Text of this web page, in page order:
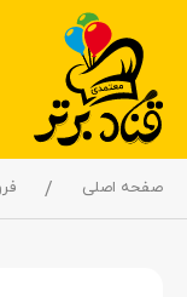
صفحه اصلی